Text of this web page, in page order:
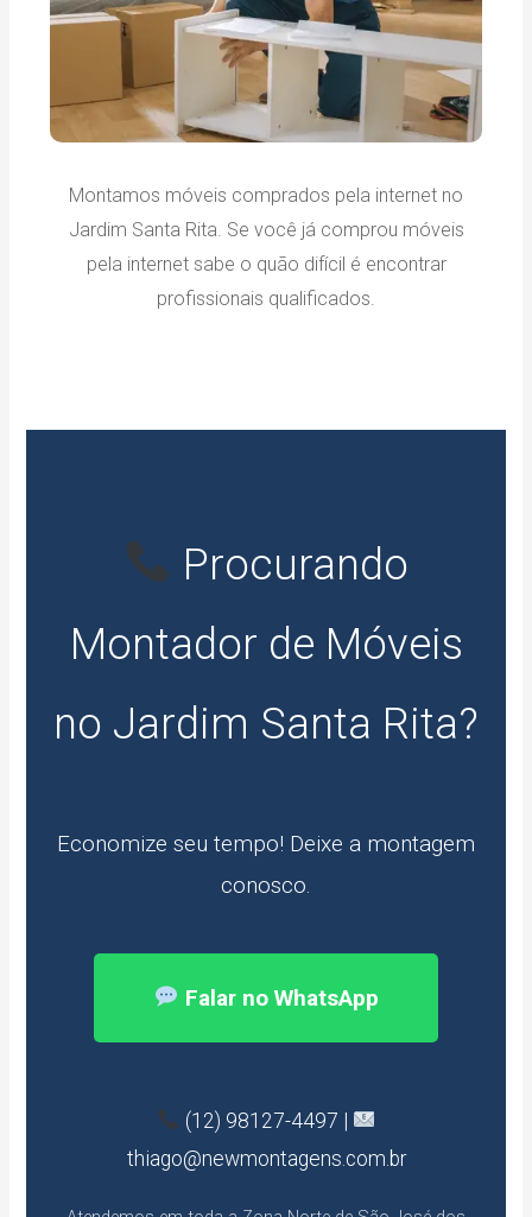
Montamos móveis comprados pela internet no
Jardim Santa Rita. Se você já comprou móveis
pela internet sabe o quão difícil é encontrar
profissionais qualificados.
Procurando
Montador de Móveis
no Jardim Santa Rita?
Economize seu tempo! Deixe a montagem
conosco.
Falar no WhatsApp
(12) 98127-4497 |
thiago@newmontagens.com.br